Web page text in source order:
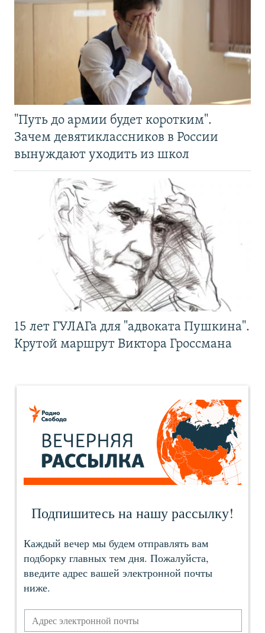
"Путь до армии будет коротким".
Зачем девятиклассников в России
вынуждают уходить из школ
15 лет ГУЛАГа для "адвоката Пушкина".
Крутой маршрут Виктора Гроссмана